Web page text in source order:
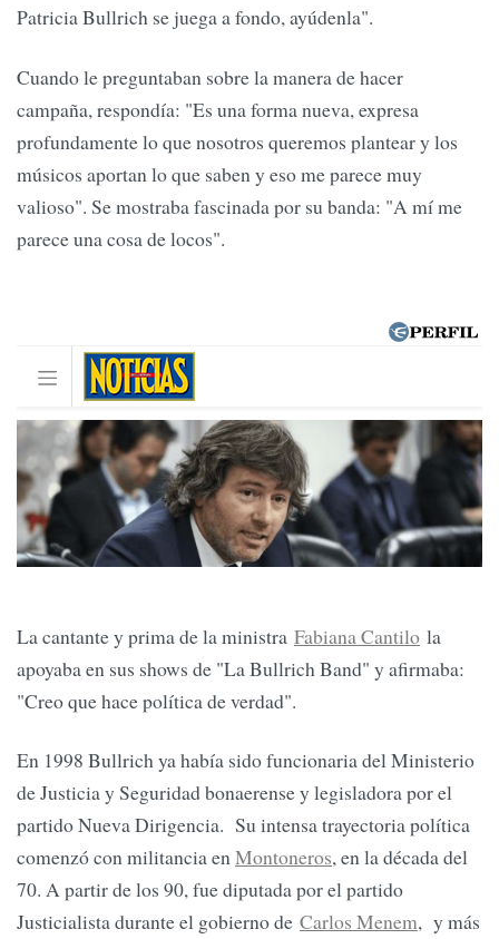
Patricia Bullrich se juega a fondo, ayúdenla".
Cuando le preguntaban sobre la manera de hacer
campaña, respondía: "Es una forma nueva, expresa
profundamente lo que nosotros queremos plantear y los
músicos aportan lo que saben y eso me parece muy
valioso". Se mostraba fascinada por su banda: "A mí me
parece una cosa de locos".
La cantante y prima de la ministra Fabiana Cantilo la
apoyaba en sus shows de "La Bullrich Band" y afirmaba:
"Creo que hace política de verdad".
En 1998 Bullrich ya había sido funcionaria del Ministerio
de Justicia y Seguridad bonaerense y legisladora por el
partido Nueva Dirigencia. Su intensa trayectoria política
comenzó con militancia enMontoneros, en la década del
70. A partir de los 90, fue diputada por el partido
Justicialista durante el gobierno de Carlos Menem, y más